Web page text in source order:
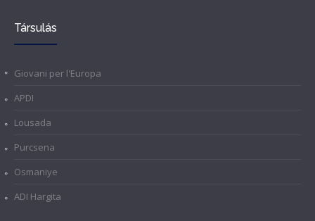
Társulás
Giovani per l'Europa
APDI
Lousada
Purcsena
Osmaniye
ADI Hargita